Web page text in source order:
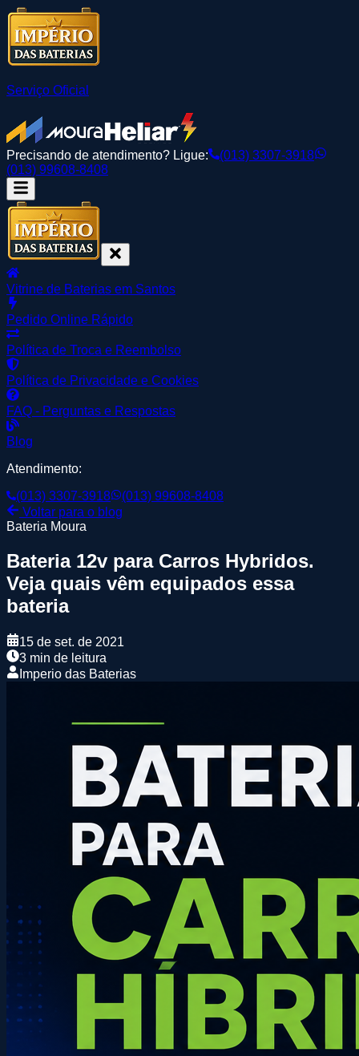
Serviço Oficial
Precisando de atendimento? Ligue:
(013) 3307-3918
(013) 99608-8408
Vitrine de Baterias em Santos
Pedido Online Rápido
Política de Troca e Reembolso
Política de Privacidade e Cookies
FAQ - Perguntas e Respostas
Blog
Atendimento:
(013) 3307-3918
(013) 99608-8408
Voltar para o blog
Bateria Moura
Bateria 12v para Carros Hybridos.
Veja quais vêm equipados essa
bateria
15 de set. de 2021
3 min de leitura
Imperio das Baterias